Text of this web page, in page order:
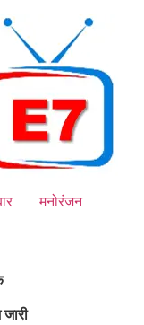
मनोरंजन